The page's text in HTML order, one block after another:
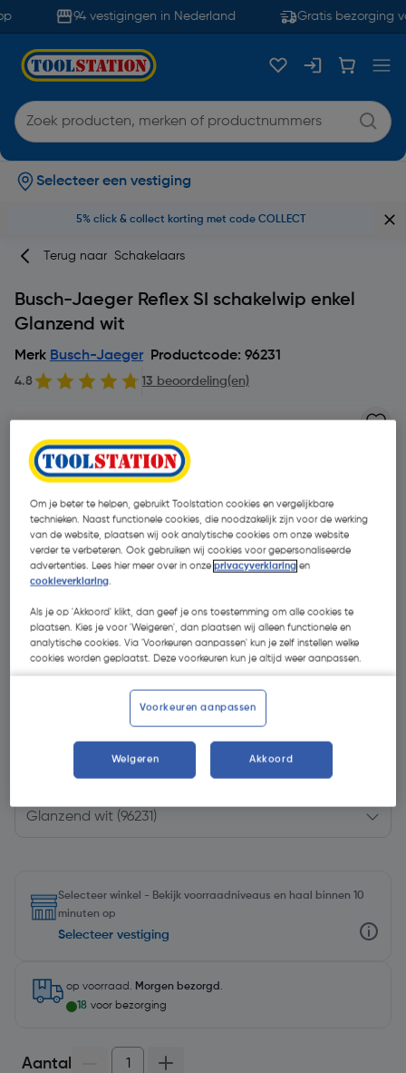
94 vestigingen in Nederland Gratis bezorging
Selecteer een vestiging
5% click & collect korting met code COLLECT
Terug naar Schakelaars
Busch-Jaeger Reflex SI schakelwip enkel
Glanzend wit
Merk Busch-Jaeger Productcode: 96231
4.8 13 beoordeling(en)
| Excl. btw € 2,98
Selecteer winkel - Bekijk voorraadniveaus en haal binnen 10
minuten op
Selecteer vestiging
op voorraad. Morgen bezorgd .
18 voor bezorging
Aantal
Om je beter te helpen, gebruikt Toolstation cookies en vergelijkbare
technieken. Naast functionele cookies, die noodzakelijk zijn voor de werking
van de website, plaatsen wij ook analytische cookies om onze website
verder te verbeteren. Ook gebruiken wij cookies voor gepersonaliseerde
advertenties. Lees hier meer over in onzeprivacyverklaring en
cookieverklaring.
Als je op 'Akkoord' klikt, dan geef je ons toestemming om alle cookies te
plaatsen. Kies je voor 'Weigeren', dan plaatsen wij alleen functionele en
analytische cookies. Via 'Voorkeuren aanpassen' kun je zelf instellen welke
cookies worden geplaatst. Deze voorkeuren kun je altijd weer aanpassen.
Voorkeuren aanpassen
Weigeren Akkoord